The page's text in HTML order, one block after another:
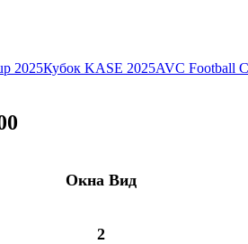
2025Кубок KASE 2025AVC Football
Окна Вид
2